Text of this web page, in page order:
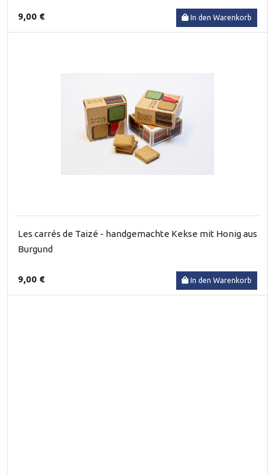
9,00 € In den Warenkorb
Les carrés de Taizé - handgemachte Kekse mit Honig aus
Burgund
9,00 € In den Warenkorb